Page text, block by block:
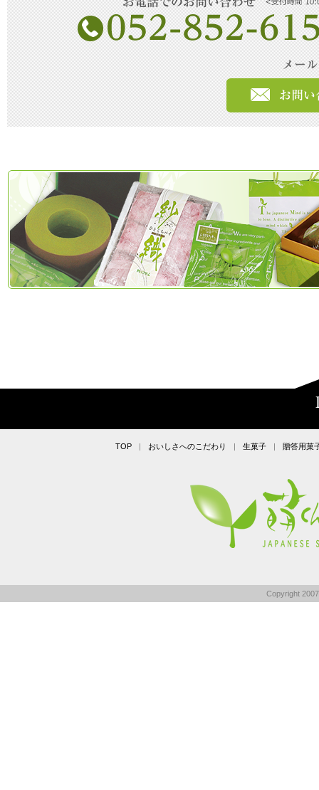
TOP おいしさへのこだわり 生菓子 贈答用菓
Copyright